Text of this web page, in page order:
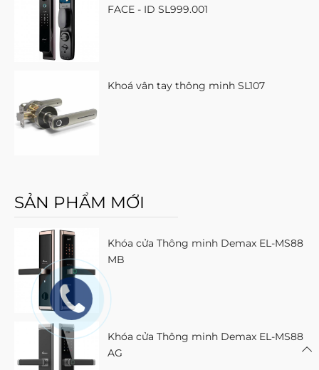
FACE - ID SL999.001
Khoá vân tay thông minh SL107
SẢN PHẨM MỚI
Khóa cửa Thông minh Demax EL-MS88
MB
Khóa cửa Thông minh Demax EL-MS88
AG